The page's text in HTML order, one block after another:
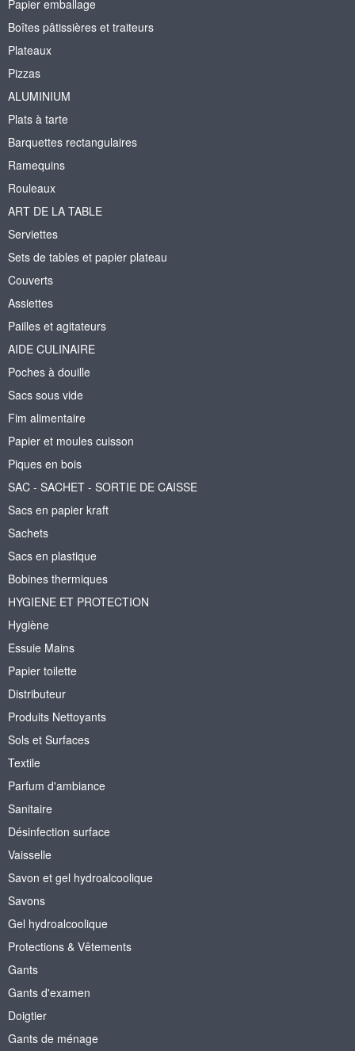
Papier emballage
Boîtes pâtissières et traiteurs
Plateaux
Pizzas
ALUMINIUM
Plats à tarte
Barquettes rectangulaires
Ramequins
Rouleaux
ART DE LA TABLE
Serviettes
Sets de tables et papier plateau
Couverts
Assiettes
Pailles et agitateurs
AIDE CULINAIRE
Poches à douille
Sacs sous vide
Fim alimentaire
Papier et moules cuisson
Piques en bois
SAC - SACHET - SORTIE DE CAISSE
Sacs en papier kraft
Sachets
Sacs en plastique
Bobines thermiques
HYGIENE ET PROTECTION
Hygiène
Essuie Mains
Papier toilette
Distributeur
Produits Nettoyants
Sols et Surfaces
Textile
Parfum d'ambiance
Sanitaire
Désinfection surface
Vaisselle
Savon et gel hydroalcoolique
Savons
Gel hydroalcoolique
Protections & Vêtements
Gants
Gants d'examen
Doigtier
Gants de ménage